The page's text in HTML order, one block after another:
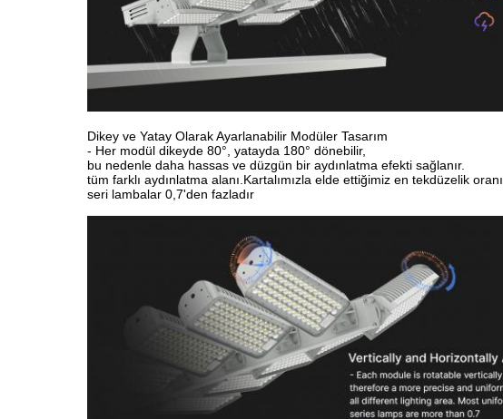
Dikey ve Yatay Olarak Ayarlanabilir Modüler Tasarım
- Her modül dikeyde 80°, yatayda 180° dönebilir,
bu nedenle daha hassas ve düzgün bir aydınlatma efekti sağlanır.
tüm farklı aydınlatma alanı.Kartalımızla elde ettiğimiz en tekdüzelik oranı
seri lambalar 0,7'den fazladır